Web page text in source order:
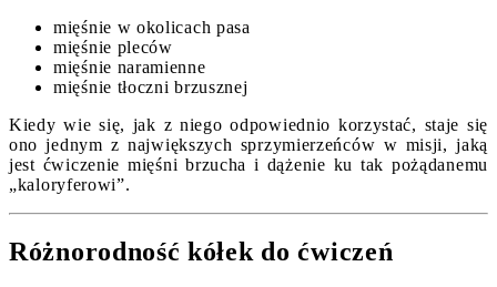
mięśnie w okolicach pasa
mięśnie pleców
mięśnie naramienne
mięśnie tłoczni brzusznej
Kiedy wie się, jak z niego odpowiednio korzystać, staje się
ono jednym z największych sprzymierzeńców w misji, jaką
jest ćwiczenie mięśni brzucha i dążenie ku tak pożądanemu
„kaloryferowi”.
Różnorodność kółek do ćwiczeń